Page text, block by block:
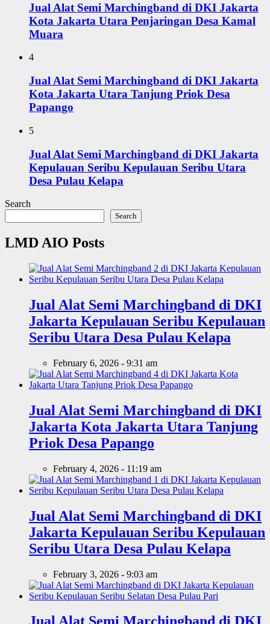
Jual Alat Semi Marchingband di DKI Jakarta
Kota Jakarta Utara Penjaringan Desa Kamal
Muara
4
Jual Alat Semi Marchingband di DKI Jakarta
Kota Jakarta Utara Tanjung Priok Desa
Papango
5
Jual Alat Semi Marchingband di DKI Jakarta
Kepulauan Seribu Kepulauan Seribu Utara
Desa Pulau Kelapa
Search
Search
LMD AIO Posts
Jual Alat Semi Marchingband di DKI
Jakarta Kepulauan Seribu Kepulauan
Seribu Utara Desa Pulau Kelapa
February 6, 2026 - 9:31 am
Jual Alat Semi Marchingband di DKI
Jakarta Kota Jakarta Utara Tanjung
Priok Desa Papango
February 4, 2026 - 11:19 am
Jual Alat Semi Marchingband di DKI
Jakarta Kepulauan Seribu Kepulauan
Seribu Utara Desa Pulau Kelapa
February 3, 2026 - 9:03 am